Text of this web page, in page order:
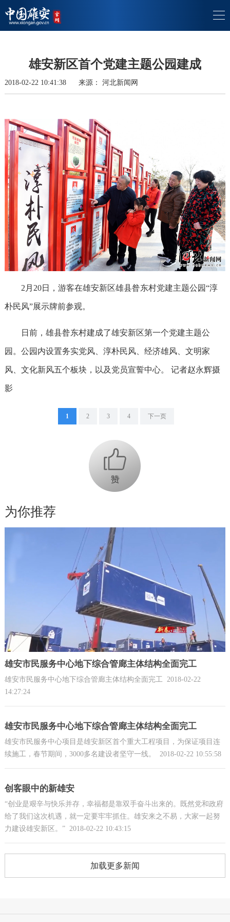
雄安新区首个党建主题公园建成
2018-02-22 10:41:38 来源： 河北新闻网
2月20日，游客在雄安新区雄县昝东村党建主题公园“淳
朴民风”展示牌前参观。
日前，雄县昝东村建成了雄安新区第一个党建主题公
园。公园内设置务实党风、淳朴民风、经济雄风、文明家
风、文化新风五个板块，以及党员宣誓中心。 记者赵永辉摄
影
1 2 3 4 下一页
+1
为你推荐
雄安市民服务中心地下综合管廊主体结构全面完工
雄安市民服务中心地下综合管廊主体结构全面完工 2018-02-22
14:27:24
雄安市民服务中心地下综合管廊主体结构全面完工
雄安市民服务中心项目是雄安新区首个重大工程项目，为保证项目连
续施工，春节期间，3000多名建设者坚守一线。
2018-02-22 10:55:58
创客眼中的新雄安
“创业是艰辛与快乐并存，幸福都是靠双手奋斗出来的。既然党和政府
给了我们这次机遇，就一定要牢牢抓住。雄安来之不易，大家一起努
力建设雄安新区。” 2018-02-22 10:43:15
加载更多新闻